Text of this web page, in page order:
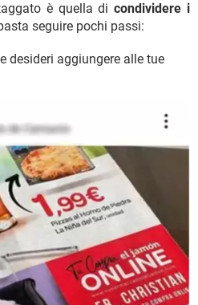
è quella dicondividere i
seguire pochi passi:
desideri aggiungere alle tue